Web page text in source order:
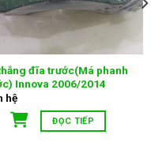
đĩa trước(Má phanh
Innova 2006/2014
hệ
ĐỌC TIẾP